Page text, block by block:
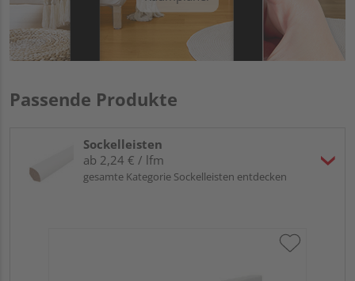
Passende Produkte
Sockelleisten
ab 2,24 € / lfm
gesamte Kategorie Sockelleisten entdecken